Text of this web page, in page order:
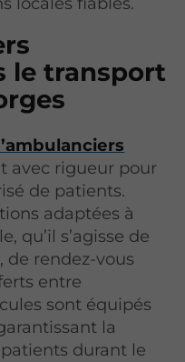
le transport
avec rigueur pour
de patients.
adaptées à
qu’il s’agisse de
de rendez-vous
entre
sont équipés
la
durant le